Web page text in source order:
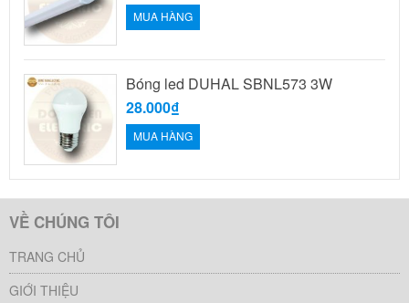
MUA HÀNG
Bóng led DUHAL SBNL573 3W
28.000₫
MUA HÀNG
VỀ CHÚNG TÔI
TRANG CHỦ
GIỚI THIỆU